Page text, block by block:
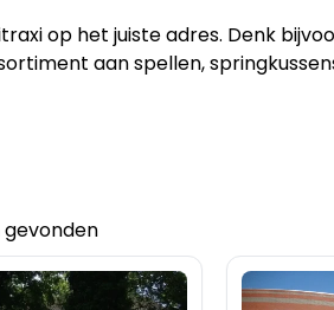
op het juiste adres. Denk
aan spellen,
gevonden